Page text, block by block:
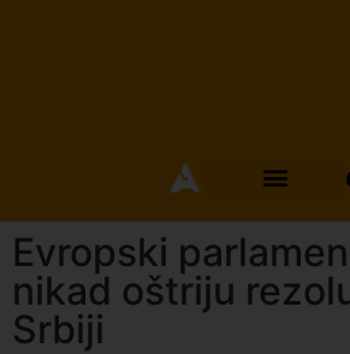
Evropski
nikad oštriju
Srbiji